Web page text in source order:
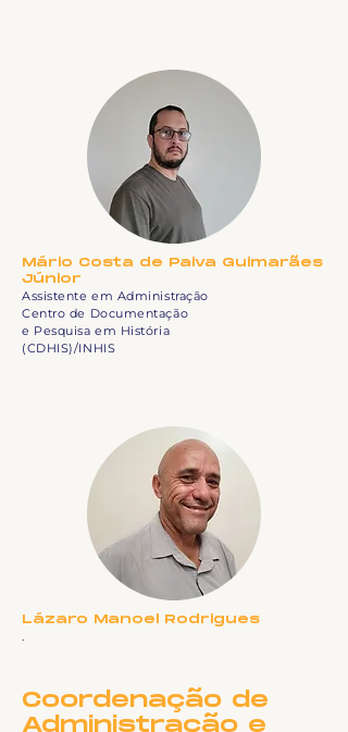
Mário Costa de Paiva Guimarães
Júnior
Assistente em Administração
Centro de Documentação
e Pesquisa em História
(CDHIS)/INHIS
Lázaro Manoel Rodrigues
.
Coordenação de
Administração e